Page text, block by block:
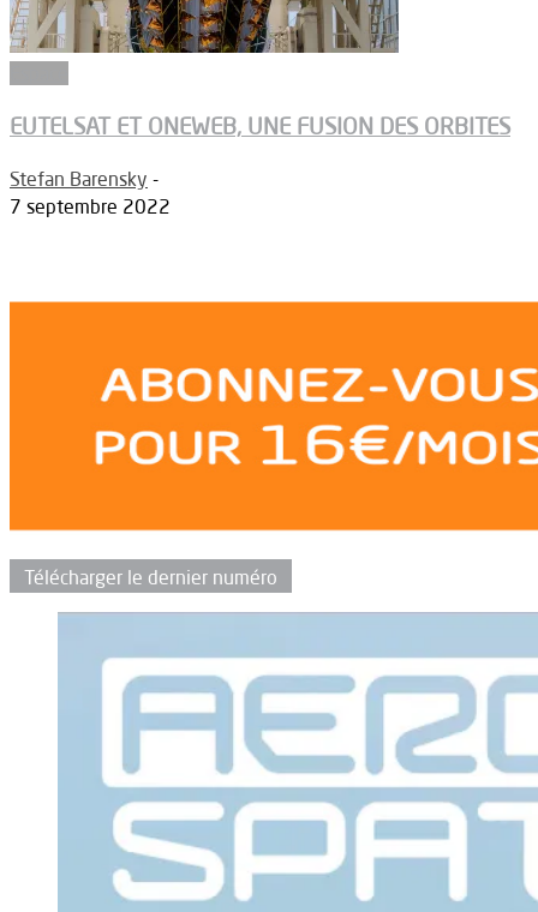
EUTELSAT ET ONEWEB, UNE FUSION DES ORBITES
Stefan Barensky -
7 septembre 2022
Télécharger le dernier numéro